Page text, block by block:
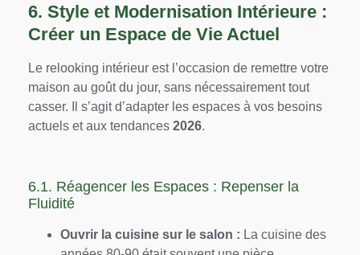
6. Style et Modernisation Intérieure :
Créer un Espace de Vie Actuel
Le relooking intérieur est l’occasion de remettre votre
maison au goût du jour, sans nécessairement tout
casser. Il s’agit d’adapter les espaces à vos besoins
actuels et aux tendances 2026.
6.1. Réagencer les Espaces : Repenser la
Fluidité
Ouvrir la cuisine sur le salon : La cuisine des